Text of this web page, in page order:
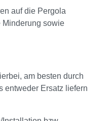
auf die Pergola
Minderung sowie
am besten durch
entweder Ersatz liefern